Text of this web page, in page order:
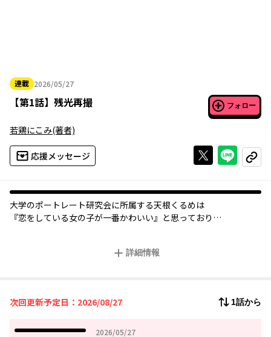
連載 2026/05/27
2026年05月27日
【第1話】 残光再撮 フォロー
若鶏にこみ(著者)
応援メッセージ Xで投稿する
ライン
コピー
大学のポートレート研究会に所属する天根くるめは
『恋をしている女の子が一番かわいい』と思っており
なかなかよい写真が取れず悩んでいた天根だったが
詳細情報
次回更新予定日：2026/08/27 1話から
2026/05/27
2026年05月27日